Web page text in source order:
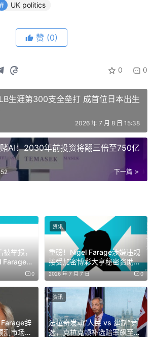
UK politics
赞 (0)
0 0
生涯第300支全垒打 成首位日本出生
2026 年 7 月 8 日 15:38
AI：2030年前投资将翻三倍至750亿
下一篇
举报，
Farage
0
重磅！Nigel Farage涉嫌违规
接受加密博彩大亨秘密资助，
面临调查
2026 年 7 月 7 日 0
资讯
辞
测市场押
法拉奇发动“人民 vs 建制”竞
选，克拉克顿补选赔率飙至
资讯